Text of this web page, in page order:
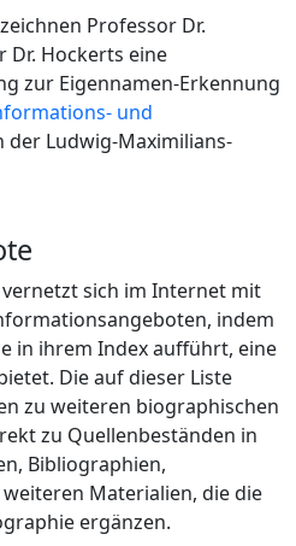
Professor Dr.
Dr. Hockerts eine
zur Eigennamen-Erkennung
und
der Ludwig-Maximilians-
sich im Internet mit
indem
in ihrem Index aufführt, eine
Die auf dieser Liste
zu weiteren biographischen
zu Quellenbeständen in
Bibliographien,
Materialien, die die
ergänzen.